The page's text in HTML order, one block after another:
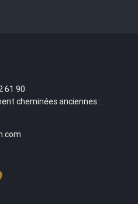
61 90
cheminées anciennes :